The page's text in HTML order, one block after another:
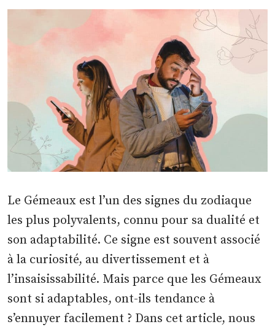
Le Gémeaux est l’un des signes du zodiaque
les plus polyvalents, connu pour sa dualité et
son adaptabilité. Ce signe est souvent associé
à la curiosité, au divertissement et à
l’insaisissabilité. Mais parce que les Gémeaux
sont si adaptables, ont-ils tendance à
s’ennuyer facilement ? Dans cet article, nous